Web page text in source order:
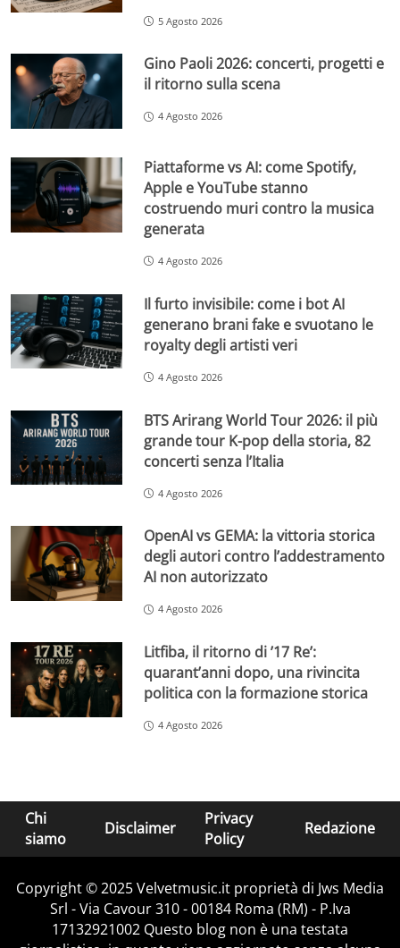
5 Agosto 2026
Gino Paoli 2026: concerti, progetti e
il ritorno sulla scena
4 Agosto 2026
Piattaforme vs AI: come Spotify,
Apple e YouTube stanno
costruendo muri contro la musica
generata
4 Agosto 2026
Il furto invisibile: come i bot AI
generano brani fake e svuotano le
royalty degli artisti veri
4 Agosto 2026
BTS Arirang World Tour 2026: il più
grande tour K-pop della storia, 82
concerti senza l’Italia
4 Agosto 2026
OpenAI vs GEMA: la vittoria storica
degli autori contro l’addestramento
AI non autorizzato
4 Agosto 2026
Litfiba, il ritorno di ’17 Re’:
quarant’anni dopo, una rivincita
politica con la formazione storica
4 Agosto 2026
Chi
siamo
Disclaimer
Privacy
Policy
Redazione
Copyright © 2025 Velvetmusic.it proprietà di Jws Media
Srl - Via Cavour 310 - 00184 Roma (RM) - P.Iva
17132921002 Questo blog non è una testata